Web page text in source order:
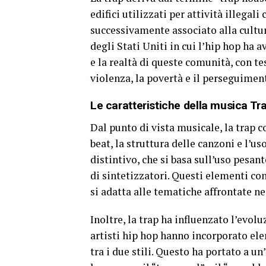
edifici utilizzati per attività illegali
successivamente associato alla
degli Stati Uniti in cui l’hip hop ha
e la realtà di queste comunità, con
violenza, la povertà e il
Le caratteristiche della musica
Dal punto di vista musicale, la trap
beat, la struttura delle canzoni e
distintivo, che si basa sull’uso
di sintetizzatori. Questi elementi
si adatta alle tematiche affrontate
Inoltre, la trap ha influenzato
artisti hip hop hanno incorporato
tra i due stili. Questo ha portato a